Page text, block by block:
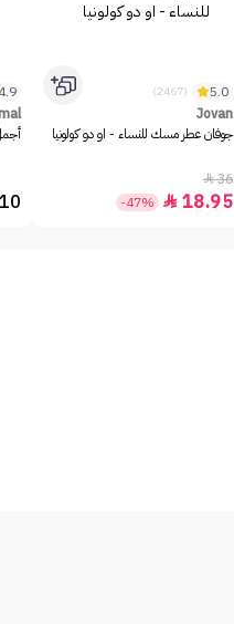
5.0
(2467)
Jovan
جوفان عطر مسك للنساء - او دو كولونيا
36

18.95

-47%
4.9